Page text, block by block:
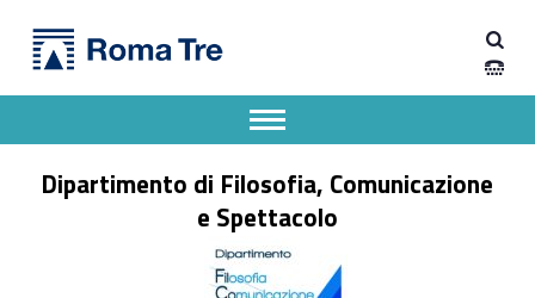
Prof.ssa MARIA TERESA ARFINI insegnamenti - Dipartimento di Filosofia, Comunicazione e Spettacolo
Dipartimento di Filosofia, Comunicazione
e Spettacolo
Apri il menu secondario
Header info sidebar